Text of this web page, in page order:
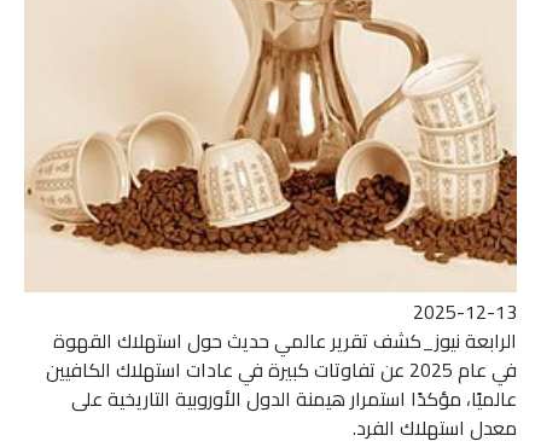
2025-12-13
الرابعة نيوز_كشف تقرير عالمي حديث حول استهلاك القهوة
في عام 2025 عن تفاوتات كبيرة في عادات استهلاك الكافيين
عالميًا، مؤكدًا استمرار هيمنة الدول الأوروبية التاريخية على
معدل استهلاك الفرد.